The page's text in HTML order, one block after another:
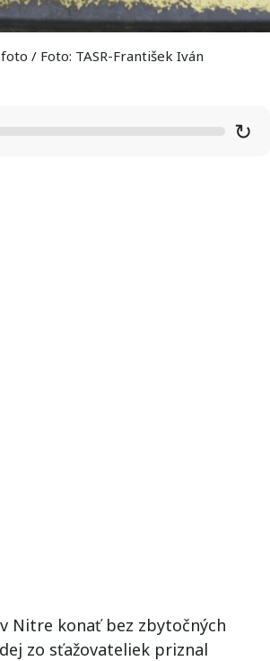
/ Foto: TASR-František Iván
↻
Nitre konať bez zbytočných
zo sťažovateliek priznal